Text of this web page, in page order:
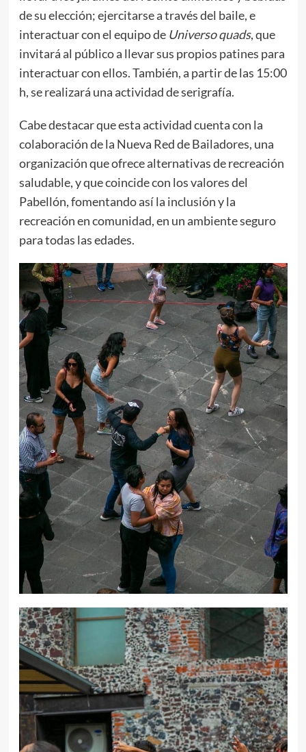
de su elección; ejercitarse a través del baile, e
interactuar con el equipo de Universo quads, que
invitará al público a llevar sus propios patines para
interactuar con ellos. También, a partir de las 15:00
h, se realizará una actividad de serigrafía.
Cabe destacar que esta actividad cuenta con la
colaboración de la Nueva Red de Bailadores, una
organización que ofrece alternativas de recreación
saludable, y que coincide con los valores del
Pabellón, fomentando así la inclusión y la
recreación en comunidad, en un ambiente seguro
para todas las edades.